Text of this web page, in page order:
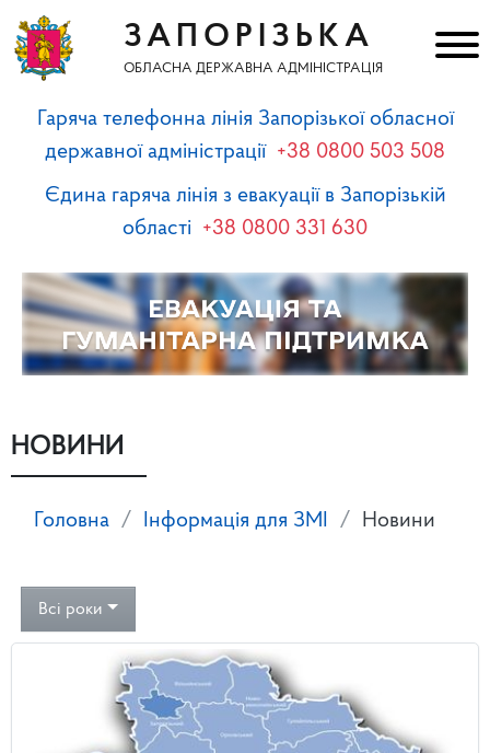
ЗАПОРІЗЬКА
ОБЛАСНА ДЕРЖАВНА АДМІНІСТРАЦІЯ
Гаряча телефонна лінія Запорізької обласної
державної адміністрації +38 0800 503 508
Єдина гаряча лінія з евакуації в Запорізькій
області +38 0800 331 630
НОВИНИ
Головна Інформація для ЗМІ Новини
Всі роки